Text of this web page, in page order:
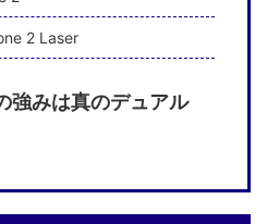
2 Laser
強みは真のデュアル